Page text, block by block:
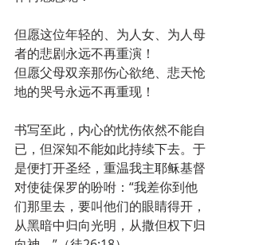
但愿这位年轻的、为人女、为人母
者的悲剧永远不再重演！
但愿父母双亲那伤心欲绝、悲天怆
地的哭号永远不再重现！
书写至此，内心的忧伤依然不能自
已，但深知不能如此持续下去。于
是便打开圣经，重温我主耶稣基督
对使徒保罗的吩咐：“我差你到他
们那里去，要叫他们的眼睛得开，
从黑暗中归向光明，从撒但权下归